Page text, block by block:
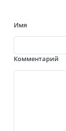
Имя
Комментарий